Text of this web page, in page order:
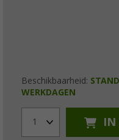
Beschikbaarheid:
WERKDAGEN
1 IN